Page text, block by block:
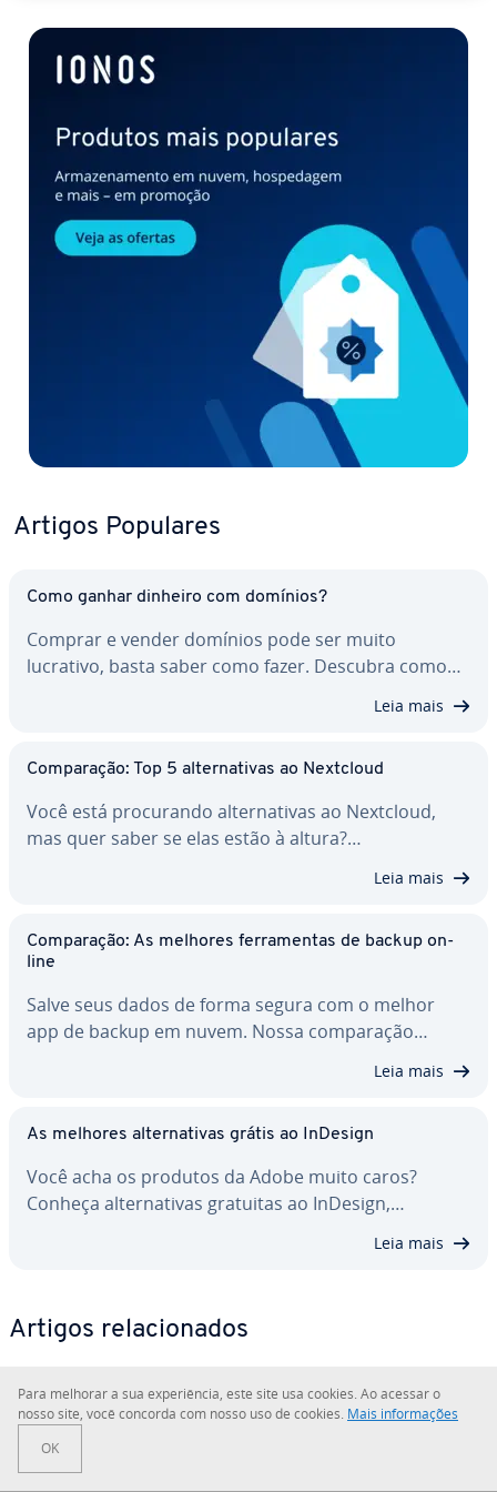
Artigos Populares
Como ganhar dinheiro com domínios?
Comprar e vender domínios pode ser muito
lucrativo, basta saber como fazer. Descubra como…
Leia mais
Com­pa­ra­ção: Top 5 al­ter­na­ti­vas ao Nextcloud
Você está pro­cu­rando al­ter­na­ti­vas ao Nextcloud,
mas quer saber se elas estão à altura?…
Leia mais
Com­pa­ra­ção: As melhores fer­ra­men­tas de backup on-
line
Salve seus dados de forma segura com o melhor
app de backup em nuvem. Nossa com­pa­ra­ção…
Leia mais
As melhores al­ter­na­ti­vas grátis ao InDesign
Você acha os produtos da Adobe muito caros?
Conheça al­ter­na­ti­vas gratuitas ao InDesign,…
Leia mais
Artigos re­la­ci­o­na­dos
Para melhorar a sua ex­pe­ri­ên­cia, este site usa cookies. Ao acessar o
nosso site, você concorda com nosso uso de cookies. Mais in­for­ma­ções
OK